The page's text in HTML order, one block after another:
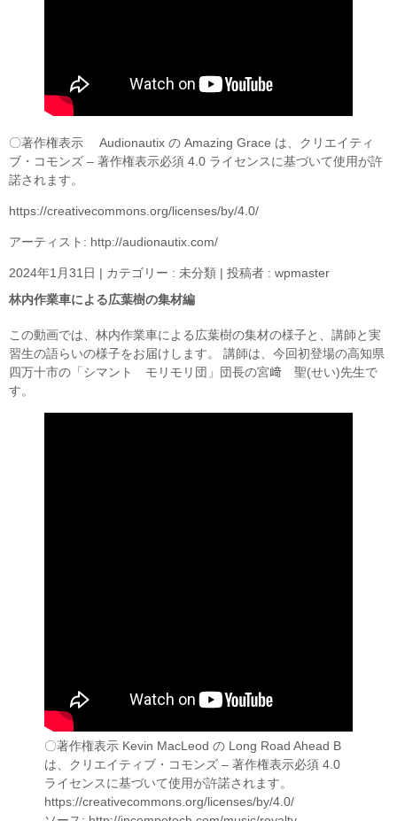
〇著作権表示 Audionautix の Amazing Grace は、クリエイティ
ブ・コモンズ – 著作権表示必須 4.0 ライセンスに基づいて使用が許
諾されます。
https://creativecommons.org/licenses/by/4.0/
アーティスト: http://audionautix.com/
2024年1月31日 | カテゴリー : 未分類 | 投稿者 : wpmaster
林内作業車による広葉樹の集材編
この動画では、林内作業車による広葉樹の集材の様子と、講師と実
習生の語らいの様子をお届けします。 講師は、今回初登場の高知県
四万十市の「シマント モリモリ団」団長の宮﨑 聖(せい)先生で
す。
〇著作権表示 Kevin MacLeod の Long Road Ahead B
は、クリエイティブ・コモンズ – 著作権表示必須 4.0
ライセンスに基づいて使用が許諾されます。
https://creativecommons.org/licenses/by/4.0/